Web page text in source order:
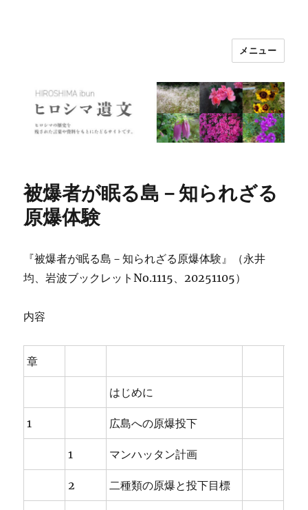
メニュー
被爆者が眠る島－知られざる
原爆体験
『被爆者が眠る島－知られざる原爆体験』（永井
均、岩波ブックレットNo.1115、20251105）
内容
章
はじめに
1 広島への原爆投下
1 マンハッタン計画
2 二種類の原爆と投下目標